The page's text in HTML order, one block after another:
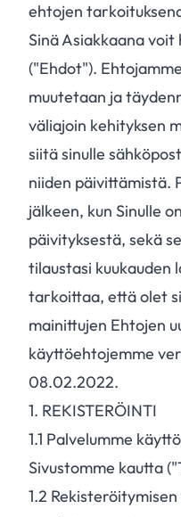
ehtojen
Sinä Asiakkaana
("Ehdot").
muutetaan ja
väliajoin kehityksen
siitä sinulle
niiden päivittämistä.
jälkeen, kun Sinulle
päivityksestä, sekä
tilaustasi kuukauden
tarkoittaa, että olet
mainittujen Ehtojen
käyttöehtojemme
08.02.2022.
1. REKISTERÖINTI
1.1 Palvelumme
Sivustomme kautta
1.2